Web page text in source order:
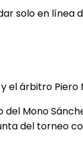
solo en línea
el árbitro Piero
Mono
del torneo